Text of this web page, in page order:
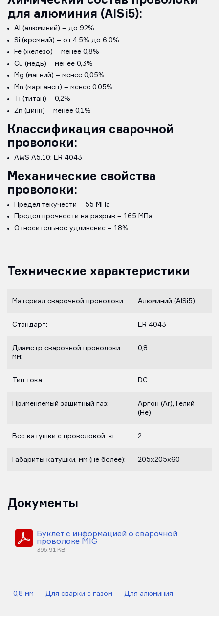
для алюминия (AlSi5):
Al (алюминий) – до 92%
Si (кремний) – от 4,5% до 6,0%
Fe (железо) – менее 0,8%
Cu (медь) – менее 0,3%
Mg (магний) – менее 0,05%
Mn (марганец) – менее 0,05%
Ti (титан) – 0,2%
Zn (цинк) – менее 0,1%
Классификация сварочной
проволоки:
AWS A5.10: ER 4043
Механические свойства
проволоки:
Предел текучести – 55 МПа
Предел прочности на разрыв – 165 МПа
Относительное удлинение – 18%
Технические характеристики
Материал сварочной проволоки: Алюминий (AlSi5)
Стандарт: ER 4043
Диаметр сварочной проволоки,
мм:
0,8
Тип тока: DC
Применяемый защитный газ:
Аргон (Ar), Гелий
(He)
Вес катушки с проволокой, кг: 2
Габариты катушки, мм (не более): 205х205х60
Документы
Буклет с информацией о сварочной
проволоке MIG
395.91 KB
0,8 мм Для сварки с газом Для алюминия